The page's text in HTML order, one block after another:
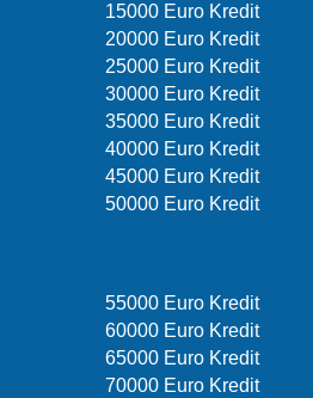
15000 Euro Kredit
20000 Euro Kredit
25000 Euro Kredit
30000 Euro Kredit
35000 Euro Kredit
40000 Euro Kredit
45000 Euro Kredit
50000 Euro Kredit
55000 Euro Kredit
60000 Euro Kredit
65000 Euro Kredit
70000 Euro Kredit